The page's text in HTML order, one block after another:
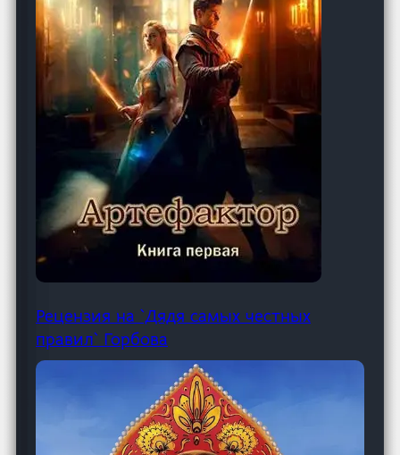
Рецензия на `Дядя самых честных
правил` Горбова